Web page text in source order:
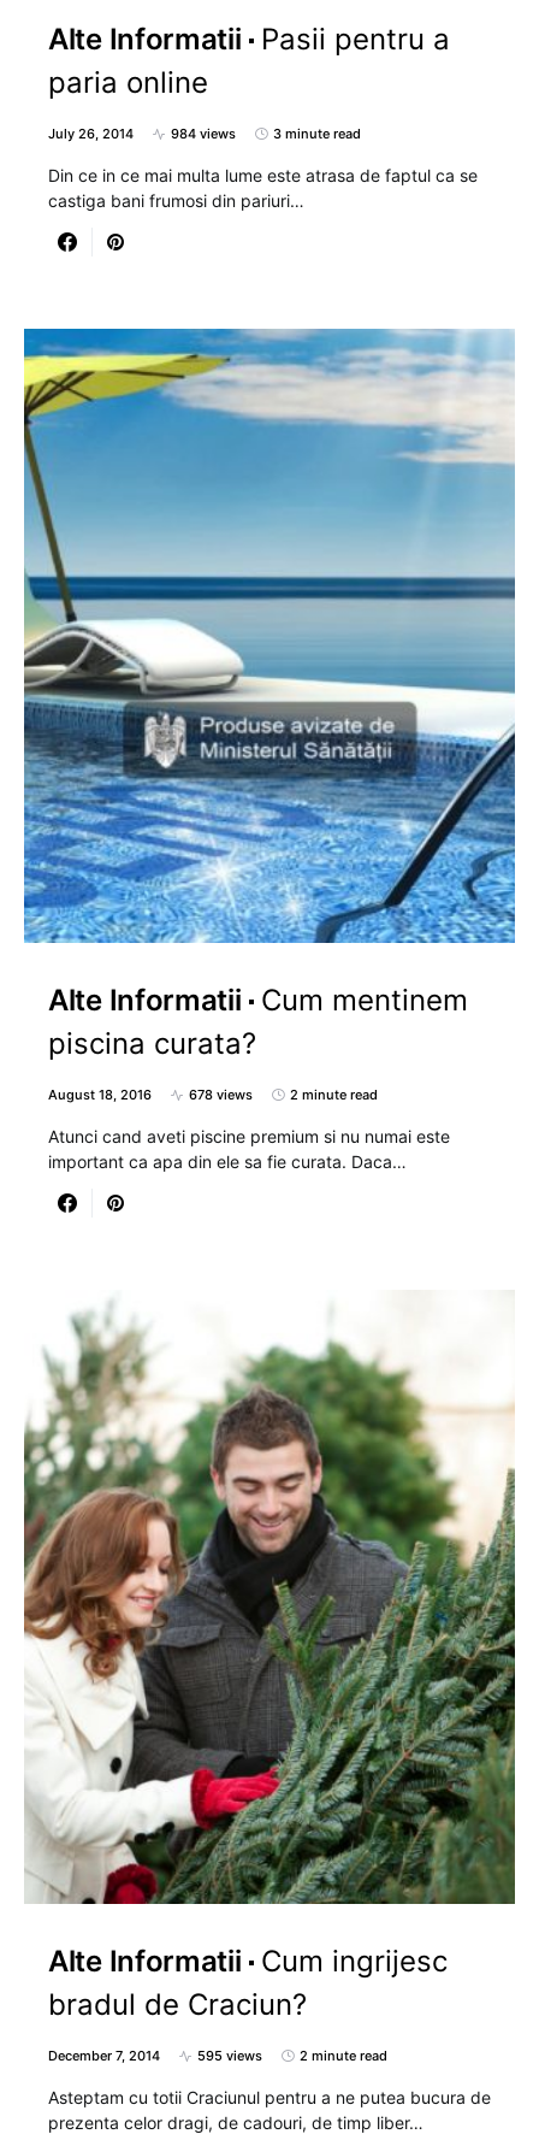
Alte Informatii
Pasii pentru a
paria online
July 26, 2014 984 views 3 minute read
Din ce in ce mai multa lume este atrasa de faptul ca se
castiga bani frumosi din pariuri…
Alte Informatii
Cum mentinem
piscina curata?
August 18, 2016 678 views 2 minute read
Atunci cand aveti piscine premium si nu numai este
important ca apa din ele sa fie curata. Daca…
Alte Informatii
Cum ingrijesc
bradul de Craciun?
December 7, 2014 595 views 2 minute read
Asteptam cu totii Craciunul pentru a ne putea bucura de
prezenta celor dragi, de cadouri, de timp liber…